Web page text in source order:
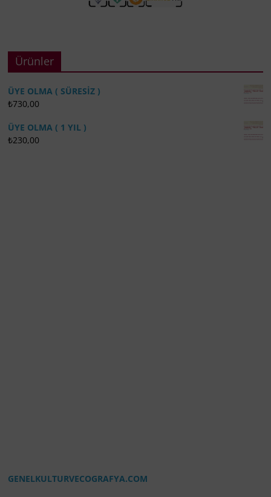
Ürünler
ÜYE OLMA ( SÜRESİZ )
₺730,00
ÜYE OLMA ( 1 YIL )
₺230,00
GENELKULTURVECOGRAFYA.COM